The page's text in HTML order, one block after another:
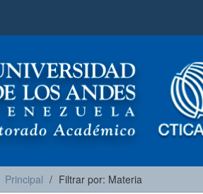
Principal Filtrar por: Materia